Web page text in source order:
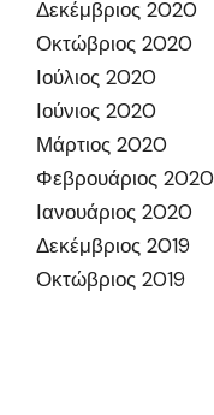
Δεκέμβριος 2020
Οκτώβριος 2020
Ιούλιος 2020
Ιούνιος 2020
Μάρτιος 2020
Φεβρουάριος 2020
Ιανουάριος 2020
Δεκέμβριος 2019
Οκτώβριος 2019